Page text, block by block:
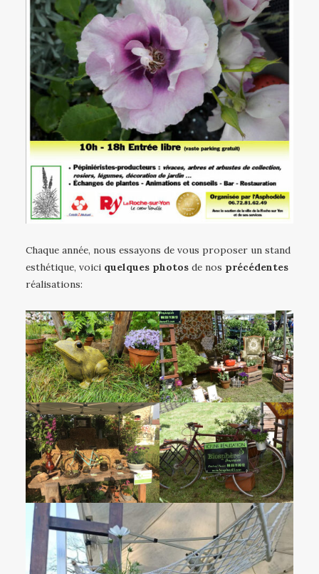
Chaque année, nous essayons de vous proposer un stand
esthétique, voici quelques photos de nos précédentes
réalisations: